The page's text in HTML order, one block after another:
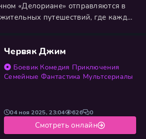
«Делориане» отправляются в
путешествий, где каждая
погони, научные
юмор, погружая героев в
где они не просто
Червяк Джим
Боевик Комедия Приключения
Семейные Фантастика Мультсериалы
04 ноя 2025, 23:04 626 0
Смотреть онлайн